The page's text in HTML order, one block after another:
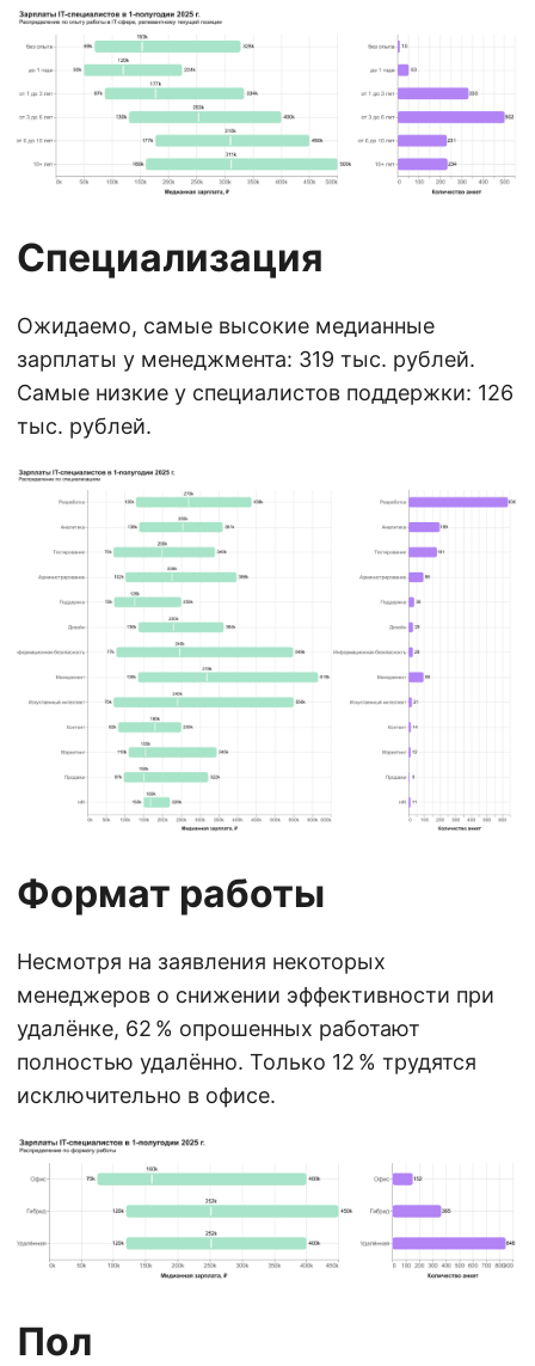
Специализация
Ожидаемо, самые высокие медианные
зарплаты у менеджмента: 319 тыс. рублей.
Самые низкие у специалистов поддержки: 126
тыс. рублей.
Формат работы
Несмотря на заявления некоторых
менеджеров о снижении эффективности при
удалёнке, 62 % опрошенных работают
полностью удалённо. Только 12 % трудятся
исключительно в офисе.
Пол